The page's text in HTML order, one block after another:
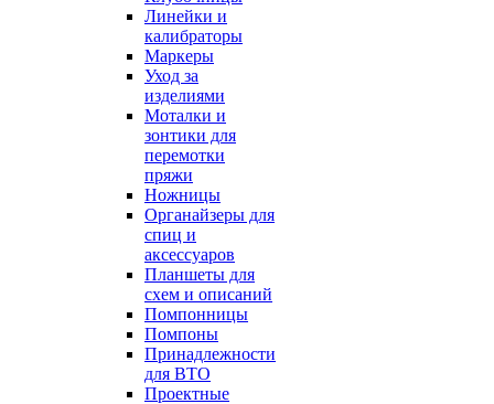
Линейки и
калибраторы
Маркеры
Уход за
изделиями
Моталки и
зонтики для
перемотки
пряжи
Ножницы
Органайзеры для
спиц и
аксессуаров
Планшеты для
схем и описаний
Помпонницы
Помпоны
Принадлежности
для ВТО
Проектные